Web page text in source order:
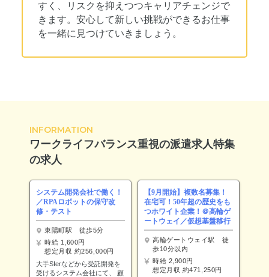
すく、リスクを抑えつつキャリアチェンジで
きます。安心して新しい挑戦ができるお仕事
を一緒に見つけていきましょう。
INFORMATION
ワークライフバランス重視の派遣求人特集
の求人
システム開発会社で働く！
／RPAロボットの保守改
修・テスト
東陽町駅 徒歩5分
時給 1,600円
想定月収 約256,000円
大手SIerなどから受託開発を
受けるシステム会社にて、 顧
【9月開始】複数名募集！
在宅可！50年超の歴史をも
つホワイト企業！＠高輪ゲ
ートウェイ／仮想基盤移行
高輪ゲートウェイ駅 徒
歩10分以内
時給 2,900円
想定月収 約471,250円